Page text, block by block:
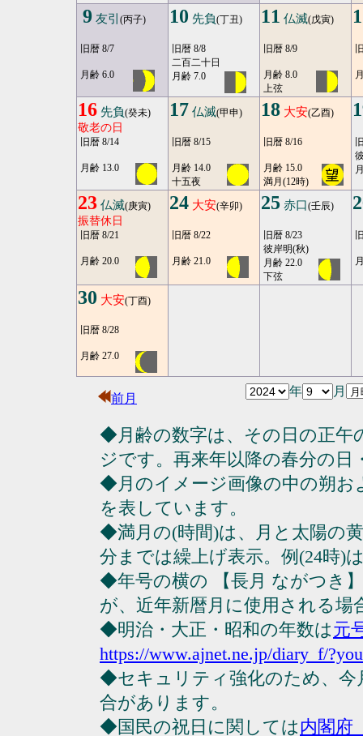
9 友引 (丙子)
旧暦 8/7
月齢 6.0
10 先負(丁丑)
旧暦 8/8
二百二十日
月齢 7.0
11 仏滅(戊寅)
旧暦 8/9
月齢 8.0
上弦
16 先負(癸未)
敬老の日
旧暦 8/14
月齢 13.0
17 仏滅(甲申)
旧暦 8/15
月齢 14.0
十五夜
18 大安(乙酉)
旧暦 8/16
月齢 15.0
満月(12時)
23 仏滅(庚寅)
振替休日
旧暦 8/21
月齢 20.0
24 大安(辛卯)
旧暦 8/22
月齢 21.0
25 赤口(壬辰)
旧暦 8/23
彼岸明(秋)
月齢 22.0
下弦
30 大安(丁酉)
旧暦 8/28
月齢 27.0
前月
年 月
◆月齢の数字は、その日の正午
ジです。再来年以降の春分の日
◆月のイメージ画像の中の朔
を表しています。
◆満月の(時間)は、月と太陽の
分までは繰上げ表示。例(24時)
◆年号の横の 【長月 ながつき
が、近年新暦月に使用される場
◆明治・大正・昭和の年数は元
https://www.ajnet.ne.jp/diary_f/
◆セキュリティ強化のため、今
合があります。
◆国民の祝日に関しては内閣府